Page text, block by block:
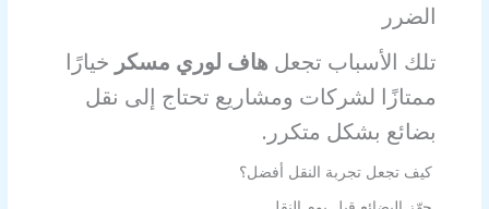
الضرر
تلك الأسباب تجعل هاف لوري مسكر خيارًا
ممتازًا لشركات ومشاريع تحتاج إلى نقل
بضائع بشكل متكرر.
كيف تجعل تجربة النقل أفضل؟